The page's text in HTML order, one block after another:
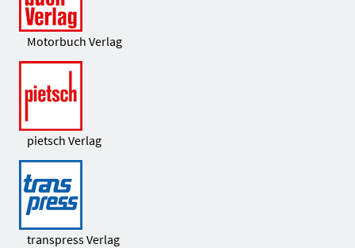
Motorbuch Verlag
pietsch Verlag
transpress Verlag